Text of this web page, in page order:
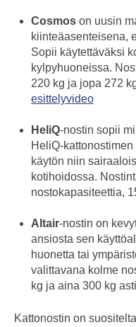
Cosmos on uusin
kiinteäasenteisena,
Sopii käytettäväksi
kylpyhuoneissa.
220 kg ja jopa 272
esittelyvideo
HeliQ-nostin sopii
HeliQ-
käytön niin
kotihoidossa.
nostokapasiteettia,
Altair-nostin on
ansiosta sen
huonetta tai
valittavana kolme
kg ja aina 300 kg
Kattonostin on